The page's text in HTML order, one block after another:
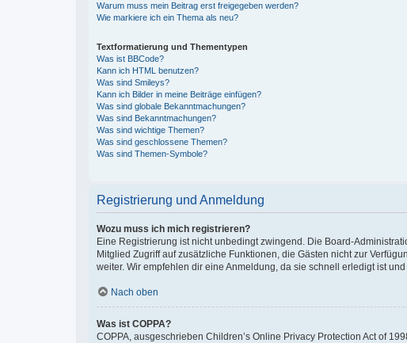
Warum muss mein Beitrag erst freigegeben werden?
Wie markiere ich ein Thema als neu?
Textformatierung und Thementypen
Was ist BBCode?
Kann ich HTML benutzen?
Was sind Smileys?
Kann ich Bilder in meine Beiträge einfügen?
Was sind globale Bekanntmachungen?
Was sind Bekanntmachungen?
Was sind wichtige Themen?
Was sind geschlossene Themen?
Was sind Themen-Symbole?
Registrierung und Anmeldung
Wozu muss ich mich registrieren?
Eine Registrierung ist nicht unbedingt zwingend. Die Board-
Mitglied Zugriff auf zusätzliche Funktionen, die Gästen nicht zur
weiter. Wir empfehlen dir eine Anmeldung, da sie schnell erledigt ist
Nach oben
Was ist COPPA?
COPPA, ausgeschrieben Children’s Online Privacy Protection Act of